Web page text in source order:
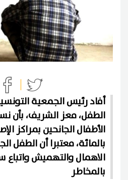
أفاد رئيس الجمعية
الطفل، معز الشريف، بأن
بالمائة، معتبرا أن الطفل
الاهمال والتهميش
بالمخاطر